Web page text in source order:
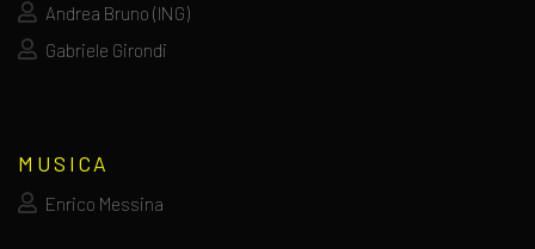
Andrea Bruno (ING)
Gabriele Girondi
MUSICA
Enrico Messina